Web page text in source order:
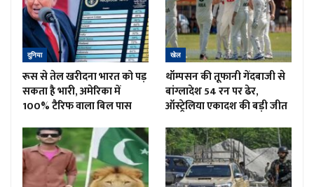
दुनिया
रूस से तेल खरीदना भारत को पड़
सकता है भारी, अमेरिका में
100% टैरिफ वाला बिल पास
खेल
थॉम्पसन की तूफानी गेंदबाजी से
बांग्लादेश 54 रन पर ढेर,
ऑस्ट्रेलिया एकादश की बड़ी जीत